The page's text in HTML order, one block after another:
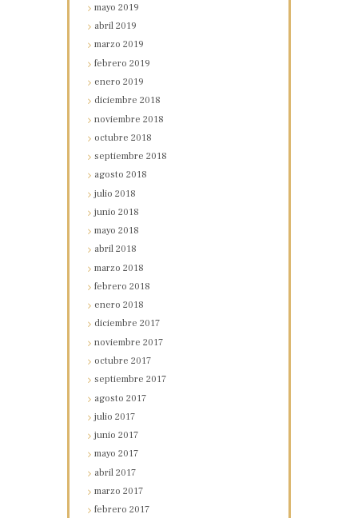
mayo2019
abril2019
marzo2019
febrero2019
enero2019
diciembre2018
noviembre2018
octubre2018
septiembre2018
agosto2018
julio2018
junio2018
mayo2018
abril2018
marzo2018
febrero2018
enero2018
diciembre2017
noviembre2017
octubre2017
septiembre2017
agosto2017
julio2017
junio2017
mayo2017
abril2017
marzo2017
febrero2017